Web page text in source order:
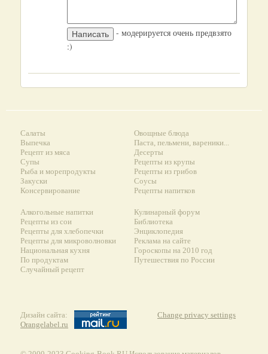
- модерируется очень предвзято
:)
Салаты
Выпечка
Рецепт из мяса
Супы
Рыба и морепродукты
Закуски
Консервирование
Овощные блюда
Паста, пельмени, вареники...
Десерты
Рецепты из крупы
Рецепты из грибов
Соусы
Рецепты напитков
Алкогольные напитки
Рецепты из сои
Рецепты для хлебопечки
Рецепты для микроволновки
Национальная кухня
По продуктам
Случайный рецепт
Кулинарный форум
Библиотека
Энциклопедия
Реклама на сайте
Гороскопы на 2010 год
Путешествия по России
Дизайн сайта:
Orangelabel.ru
Change privacy settings